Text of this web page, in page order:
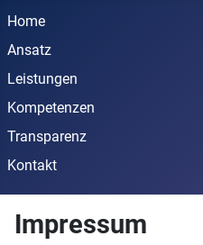
Home
Ansatz
Leistungen
Kompetenzen
Transparenz
Kontakt
Impressum